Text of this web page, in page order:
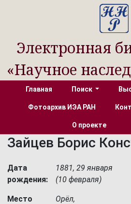
Электронная
«Научное
Главная Поиск
Фотоархив ИЭА РАН
О проекте
Зайцев Борис
Дата
рождения:
1881, 29 января
(10 февраля)
Место
Орёл,